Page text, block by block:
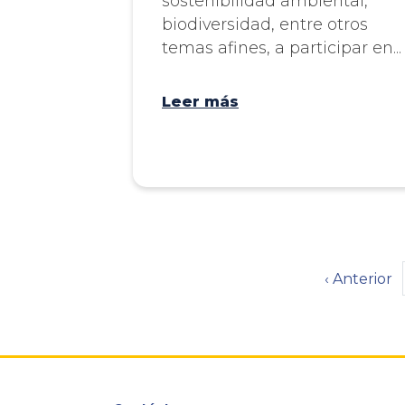
biodiversidad, entre otros
temas afines, a participar en...
Leer más
Página
‹ Anterior